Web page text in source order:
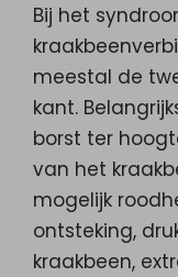
Bij het
meestal de
kant.
borst ter
van het
mogelijk
ontsteking,
kraakbeen,